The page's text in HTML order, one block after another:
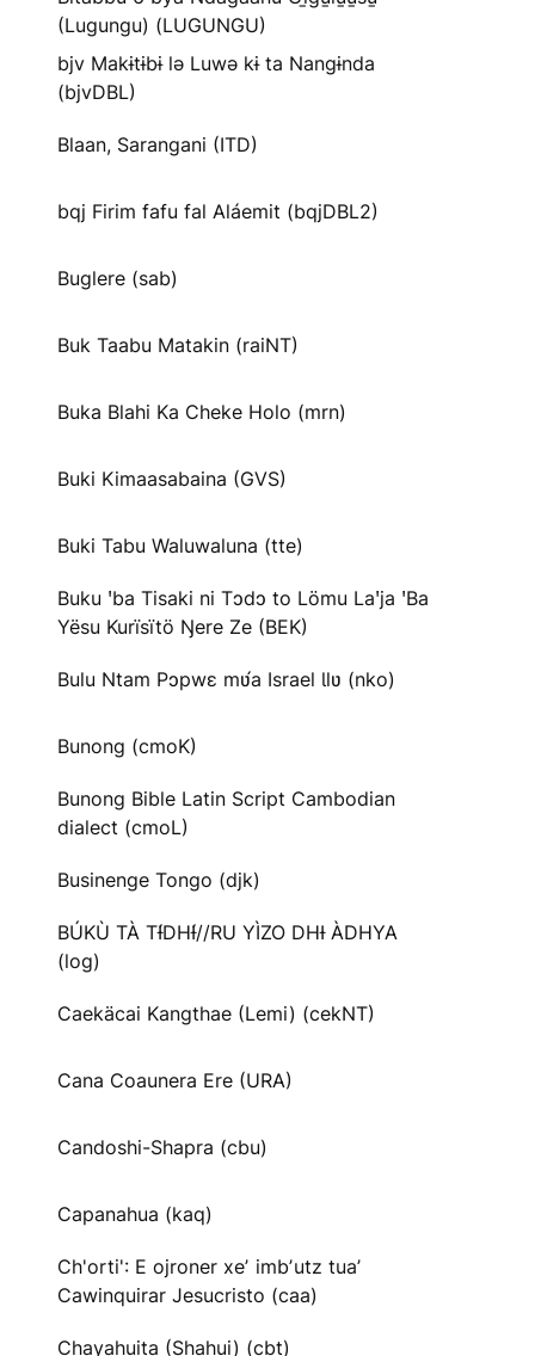
(Lugungu) (LUGUNGU)
bjv Makɨtɨbɨ lə Luwə kɨ ta Nangɨnda
(bjvDBL)
Blaan, Sarangani (ITD)
bqj Firim fafu fal Aláemit (bqjDBL2)
Buglere (sab)
Buk Taabu Matakin (raiNT)
Buka Blahi Ka Cheke Holo (mrn)
Buki Kimaasabaina (GVS)
Buki Tabu Waluwaluna (tte)
Buku ꞌba Tisaki ni Tɔdɔ to Lömu Laꞌja ꞌBa
Yësu Kurïsïtö Ŋere Ze (BEK)
Bulu Ntam Pɔpwɛ mʋ́a Israel Ɩlʋ (nko)
Bunong (cmoK)
Bunong Bible Latin Script Cambodian
dialect (cmoL)
Businenge Tongo (djk)
BÚKÙ TÀ TƗ́DHƗ́//RU YÌZO DHƗ ÀDHYA
(log)
Caekäcai Kangthae (Lemi) (cekNT)
Cana Coaunera Ere (URA)
Candoshi-Shapra (cbu)
Capanahua (kaq)
Ch'orti': E ojroner xeʼ imbʼutz tuaʼ
Cawinquirar Jesucristo (caa)
Chayahuita (Shahui) (cbt)